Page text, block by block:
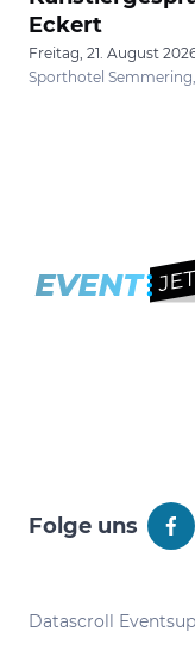
Eckert
Freitag, 21. August
Sporthotel
Folge uns
Datascroll